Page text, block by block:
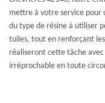
mettre à votre service pour
du type de résine à utiliser
tuiles, tout en renforçant
réaliseront cette tâche
irréprochable en toute